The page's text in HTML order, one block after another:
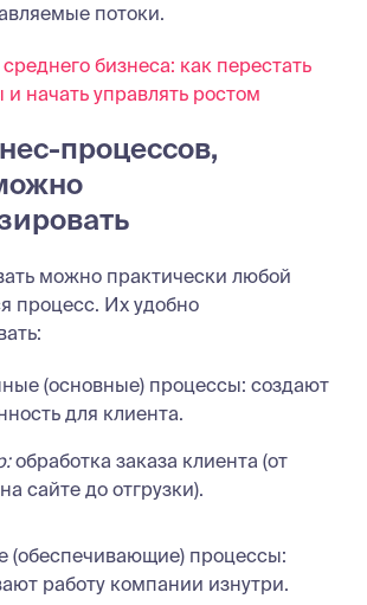
потоки.
бизнеса: как перестать
начать управлять ростом
процессов,
можно практически любой
процесс. Их удобно
(основные) процессы: создают
для клиента.
обработка заказа клиента (от
сайте до отгрузки).
(обеспечивающие) процессы:
работу компании изнутри.